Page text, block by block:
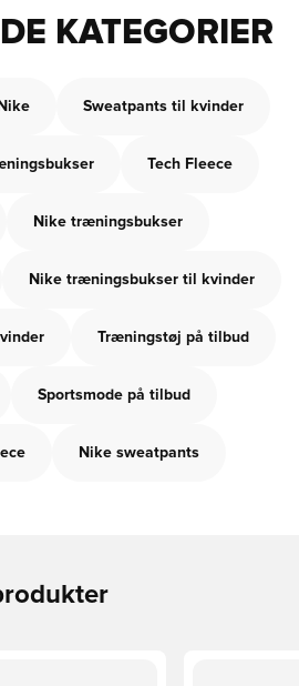
KATEGORIER
Nike Sweatpants til kvinder
Tech Fleece
Nike træningsbukser
Nike træningsbukser til kvinder
Træningstøj på tilbud
Sportsmode på tilbud
Nike sweatpants